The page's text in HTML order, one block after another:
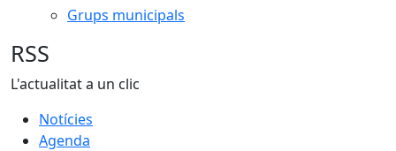
Grups municipals
RSS
L'actualitat a un clic
Notícies
Agenda